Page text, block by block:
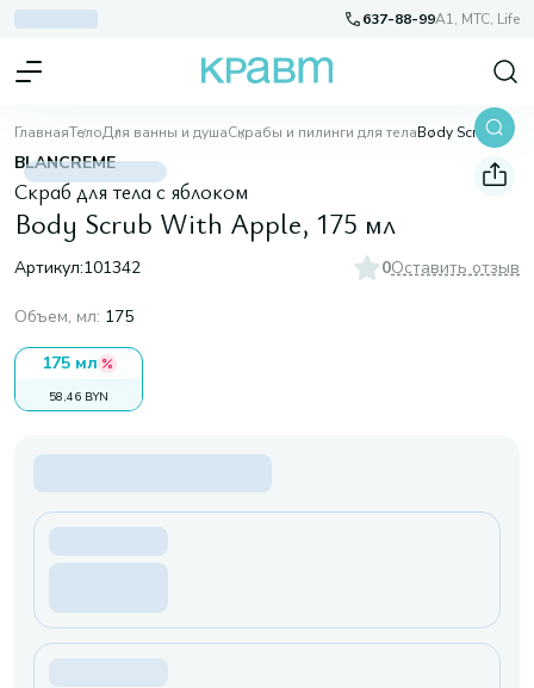
637-88-99A1, МТС, Life
ГлавнаяТелоДля ванны и душаСкрабы и пилинги для тела Body Scrub With Apple, 175 мл
BLANCREME
Скраб для тела с яблоком
Body Scrub With Apple, 175 мл
Артикул:101342 0Оставить отзыв
Объем, мл: 175
175 мл
58,46 BYN